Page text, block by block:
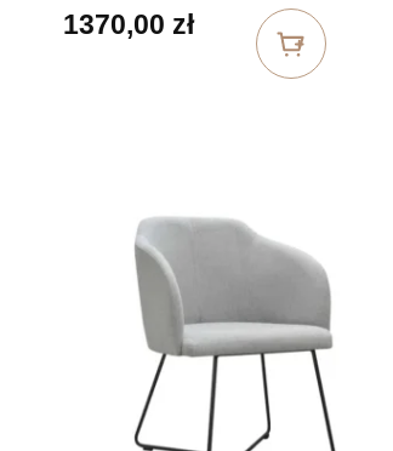
1370,00 zł